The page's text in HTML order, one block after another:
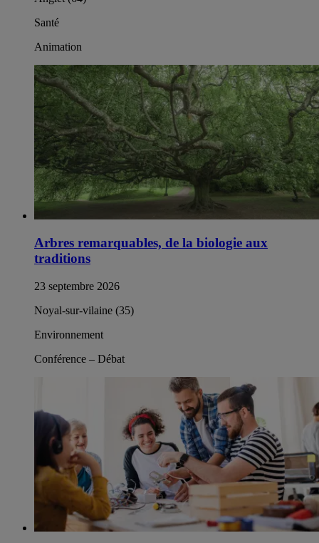
Santé
Animation
Arbres remarquables, de la biologie aux
traditions
23 septembre 2026
Noyal-sur-vilaine (35)
Environnement
Conférence – Débat